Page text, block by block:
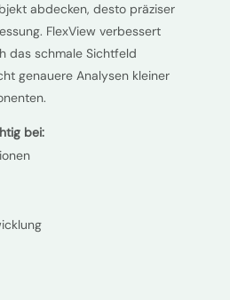
abdecken, desto präziser
FlexView verbessert
das schmale Sichtfeld
genauere Analysen kleiner
bei: